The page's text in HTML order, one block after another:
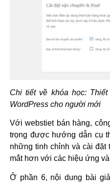
Chi tiết về khóa học:
WordPress cho người mới
Với webstiet bán hàng,
trọng được hướng dẫn cụ
những tinh chỉnh và cài đặt
mắt hơn với các hiệu ứng
Ở phần 6, nội dung bài